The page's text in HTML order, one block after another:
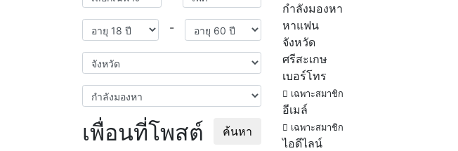
-
ค้นหา
เพื่อนที่โพสต์
กำลังมองหา
หาแฟน
จังหวัด
ศรีสะเกษ
เบอร์โทร
เฉพาะสมาชิก
อีเมล์
เฉพาะสมาชิก
ไอดีไลน์